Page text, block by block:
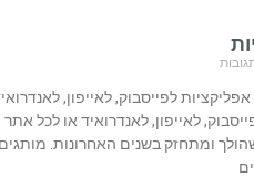
פיתוח אפליקציות לפייסבוק, לאייפון,
לאייפון, לאנדרואיד או לכל אתר
ומתחזק בשנים האחרונות. מותגים